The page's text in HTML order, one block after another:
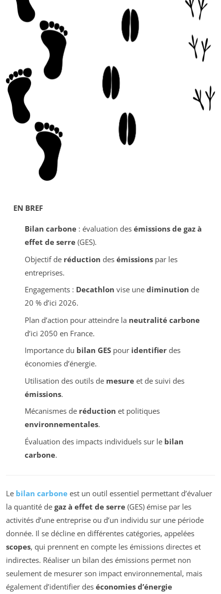
EN BREF
Bilan carbone: évaluation des émissions de gaz à
effet de serre(GES).
Objectif de réduction des émissionspar les
entreprises.
Engagements : Decathlon vise une diminution de
20 % d’ici 2026.
Plan d’action pour atteindre la neutralité carbone
d’ici 2050 en France.
Importance du bilan GESpour identifierdes
économies d’énergie.
Utilisation des outils de mesureet de suivi des
émissions.
Mécanismes de réduction et politiques
environnementales.
Évaluation des impacts individuels sur le bilan
carbone.
Le bilan carbone est un outil essentiel permettant d’évaluer
la quantité de gaz à effet de serre (GES) émise par les
activités d’une entreprise ou d’un individu sur une période
donnée. Il se décline en différentes catégories, appelées
scopes, qui prennent en compte les émissions directes et
indirectes. Réaliser un bilan des émissions permet non
seulement de mesurer son impact environnemental, mais
également d’identifier des économies d’énergie